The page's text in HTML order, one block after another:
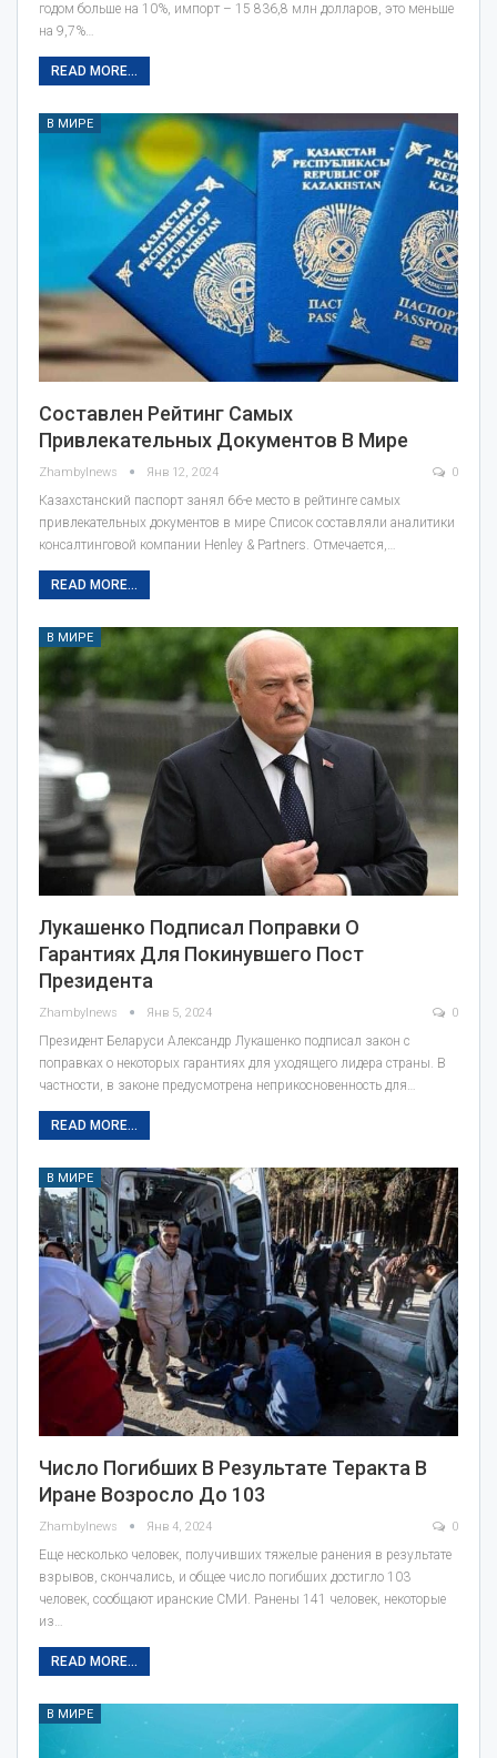
годом больше на 10%, импорт – 15 836,8 млн долларов, это меньше
на 9,7%…
READ MORE...
В МИРЕ
Составлен Рейтинг Самых
Привлекательных Документов В Мире
Zhambylnews Янв 12, 2024 0
Казахстанский паспорт занял 66-е место в рейтинге самых
привлекательных документов в мире Список составляли аналитики
консалтинговой компании Henley & Partners. Отмечается,…
READ MORE...
В МИРЕ
Лукашенко Подписал Поправки О
Гарантиях Для Покинувшего Пост
Президента
Zhambylnews Янв 5, 2024 0
Президент Беларуси Александр Лукашенко подписал закон с
поправках о некоторых гарантиях для уходящего лидера страны. В
частности, в законе предусмотрена неприкосновенность для…
READ MORE...
В МИРЕ
Число Погибших В Результате Теракта В
Иране Возросло До 103
Zhambylnews Янв 4, 2024 0
Еще несколько человек, получивших тяжелые ранения в результате
взрывов, скончались, и общее число погибших достигло 103
человек, сообщают иранские СМИ. Ранены 141 человек, некоторые
из…
READ MORE...
В МИРЕ